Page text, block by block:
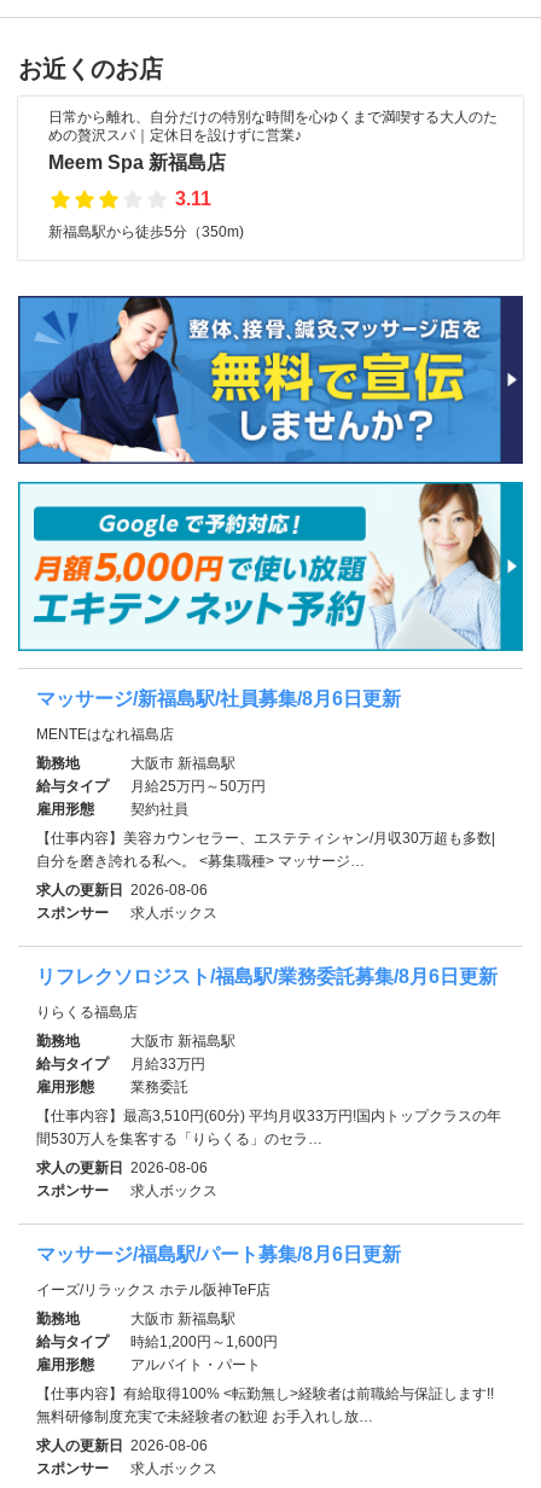
お近くのお店
日常から離れ、自分だけの特別な時間を心ゆくまで満喫する大人のた
めの贅沢スパ｜定休日を設けずに営業♪
Meem Spa 新福島店
3.11
新福島駅から徒歩5分（350m)
マッサージ/新福島駅/社員募集/8月6日更新
MENTEはなれ福島店
勤務地
大阪市 新福島駅
給与タイプ
月給25万円～50万円
雇用形態
契約社員
【仕事内容】美容カウンセラー、エステティシャン/月収30万超も多数|
自分を磨き誇れる私へ。 <募集職種> マッサージ…
求人の更新日 2026-08-06
スポンサー
求人ボックス
リフレクソロジスト/福島駅/業務委託募集/8月6日更新
りらくる福島店
勤務地
大阪市 新福島駅
給与タイプ
月給33万円
雇用形態
業務委託
【仕事内容】最高3,510円(60分) 平均月収33万円!国内トップクラスの年
間530万人を集客する「りらくる」のセラ…
求人の更新日 2026-08-06
スポンサー
求人ボックス
マッサージ/福島駅/パート募集/8月6日更新
イーズ/リラックス ホテル阪神TeF店
勤務地
大阪市 新福島駅
給与タイプ
時給1,200円～1,600円
雇用形態
アルバイト・パート
【仕事内容】有給取得100% <転勤無し>経験者は前職給与保証します!!
無料研修制度充実で未経験者の歓迎 お手入れし放…
求人の更新日 2026-08-06
スポンサー
求人ボックス